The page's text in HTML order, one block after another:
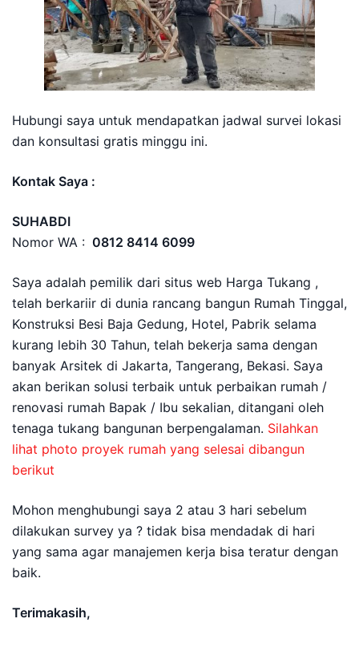
Hubungi saya untuk mendapatkan jadwal survei lokasi
dan konsultasi gratis minggu ini.
Kontak Saya :
SUHABDI
Nomor WA : 0812 8414 6099
Saya adalah pemilik dari situs web Harga Tukang ,
telah berkariir di dunia rancang bangun Rumah Tinggal,
Konstruksi Besi Baja Gedung, Hotel, Pabrik selama
kurang lebih 30 Tahun, telah bekerja sama dengan
banyak Arsitek di Jakarta, Tangerang, Bekasi. Saya
akan berikan solusi terbaik untuk perbaikan rumah /
renovasi rumah Bapak / Ibu sekalian, ditangani oleh
tenaga tukang bangunan berpengalaman. Silahkan
lihat photo proyek rumah yang selesai dibangun
berikut
Mohon menghubungi saya 2 atau 3 hari sebelum
dilakukan survey ya ? tidak bisa mendadak di hari
yang sama agar manajemen kerja bisa teratur dengan
baik.
Terimakasih,